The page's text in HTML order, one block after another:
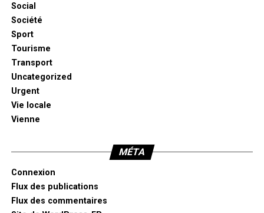
Social
Société
Sport
Tourisme
Transport
Uncategorized
Urgent
Vie locale
Vienne
MÉTA
Connexion
Flux des publications
Flux des commentaires